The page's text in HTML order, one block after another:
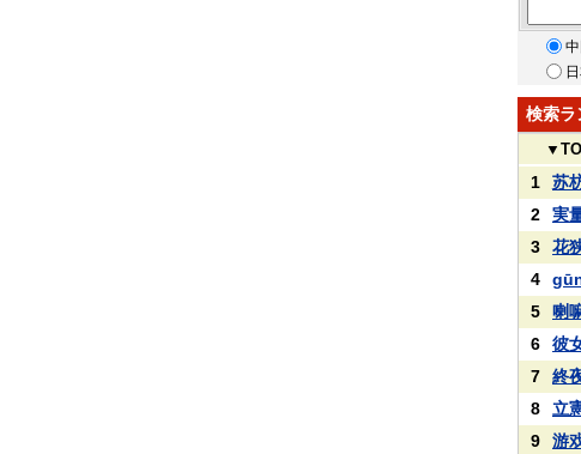
検索ラ
▼
1
苏
2
実
3
花
4
5
喇
6
彼
7
終
8
立
9
游